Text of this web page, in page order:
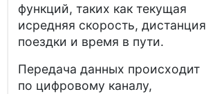
функций, таких как текущая
исредняя скорость, дистанция
поездки и время в пути.
Передача данных происходит
по цифровому каналу,